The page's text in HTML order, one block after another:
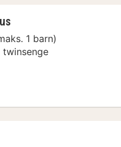
1 barn)